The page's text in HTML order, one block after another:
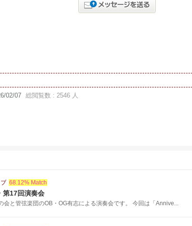
02/07 総閲覧数 : 2546 人
68.12% Match
第17回演奏会
会と管弦楽団のOB・OG有志による演奏会です。 今回は「Annive...